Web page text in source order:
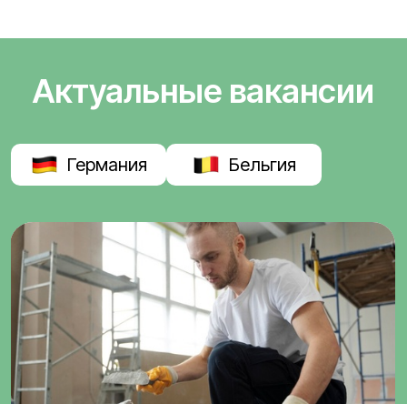
Актуальные вакансии
Германия Бельгия